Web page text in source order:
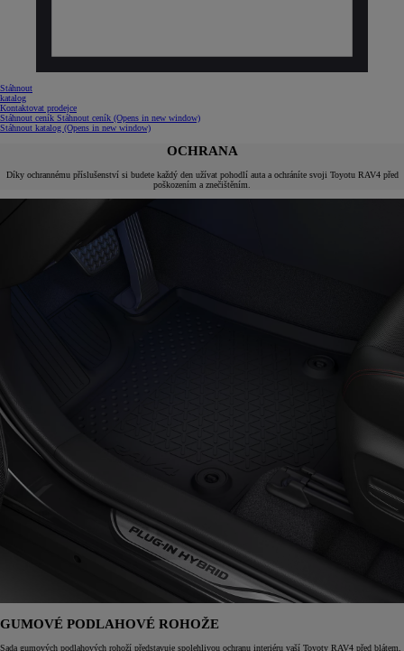
Stáhnout
katalog
Kontaktovat prodejce
Stáhnout ceník Stáhnout ceník (Opens in new window)
Stáhnout katalog (Opens in new window)
OCHRANA
Díky ochrannému příslušenství si budete každý den užívat pohodlí auta a ochráníte svoji Toyotu RAV4 před
poškozením a znečištěním.
GUMOVÉ PODLAHOVÉ ROHOŽE
Sada gumových podlahových rohoží představuje spolehlivou ochranu interiéru vaší Toyoty RAV4 před blátem,